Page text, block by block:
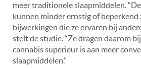
meer traditionele slaapmiddelen.
kunnen minder ernstig of beperkend
bijwerkingen die ze ervaren bij
stelt de studie. “Ze dragen daarom
cannabis superieur is aan meer
slaapmiddelen.”